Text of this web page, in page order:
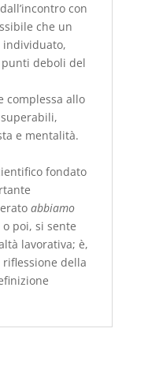
con
che un
individuato,
deboli del
complessa allo
e mentalità.
fondato
abbiamo
poi, si sente
lavorativa; è,
della